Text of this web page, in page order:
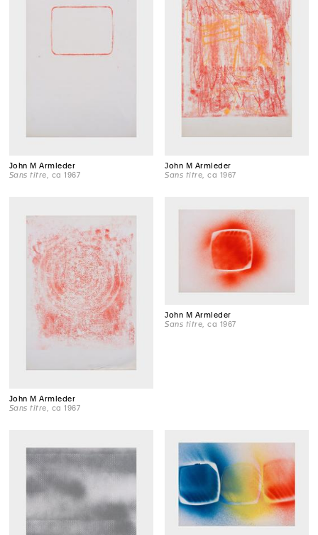
John M Armleder
Sans titre , ca 1967
John M Armleder
Sans titre , ca 1967
John M Armleder
Sans titre , ca 1967
John M Armleder
Sans titre , ca 1967